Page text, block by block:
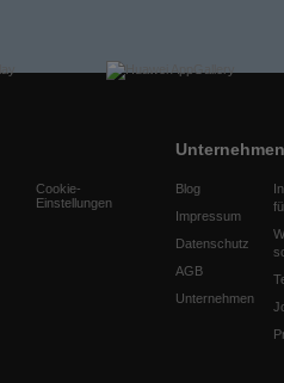
Cookie-
Einstellungen
Unternehmen
Blog
Impressum
Datenschutz
AGB
Unternehmen